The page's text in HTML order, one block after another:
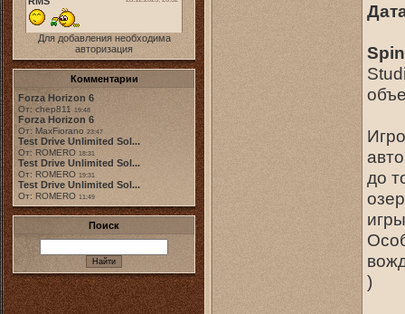
Для добавления необходима
авторизация
Комментарии
Forza Horizon 6
От: chep811 19:48
Forza Horizon 6
От: MaxFiorano 23:47
Test Drive Unlimited Sol...
От: ROMERO 18:31
Test Drive Unlimited Sol...
От: ROMERO 19:31
Test Drive Unlimited Sol...
От: ROMERO 11:49
Поиск
до
)